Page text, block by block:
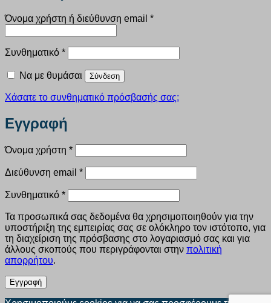
Όνομα χρήστη ή διεύθυνση email *Απαιτείται
Συνθηματικό *Απαιτείται
Να με θυμάσαι Σύνδεση
Χάσατε το συνθηματικό πρόσβασής σας;
Εγγραφή
Όνομα χρήστη *Απαιτείται
Διεύθυνση email *Απαιτείται
Συνθηματικό *Απαιτείται
Τα προσωπικά σας δεδομένα θα χρησιμοποιηθούν για την
υποστήριξη της εμπειρίας σας σε ολόκληρο τον ιστότοπο, για
τη διαχείριση της πρόσβασης στο λογαριασμό σας και για
άλλους σκοπούς που περιγράφονται στην πολιτική
απορρήτου.
Εγγραφή